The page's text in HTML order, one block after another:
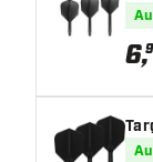
Gewicht
6,